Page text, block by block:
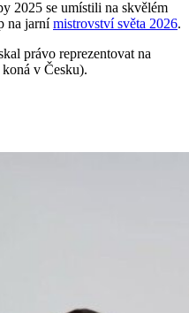
2025 se umístili na skvělém
na jarnímistrovství světa 2026.
právo reprezentovat na
v Česku).